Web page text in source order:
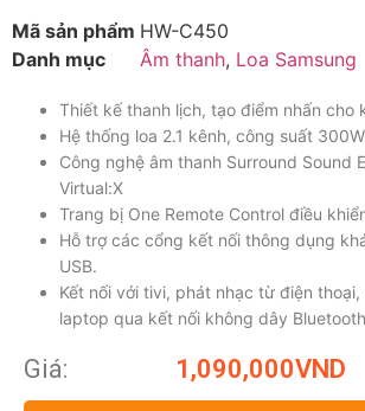
Mã sản phẩm HW-C450
Danh mục
Âm thanh, Loa Samsung
Thiết kế thanh lịch, tạo điểm nhấn cho
Hệ thống loa 2.1 kênh, công suất
Công nghệ âm thanh Surround Sound
Virtual:X
Trang bị One Remote Control điều
Hỗ trợ các cổng kết nối thông dụng
USB.
Kết nối với tivi, phát nhạc từ điện
laptop qua kết nối không dây
Giá: 1,090,000VND